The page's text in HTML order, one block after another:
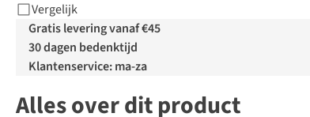
Vergelijk
Gratis levering vanaf €45
30 dagen bedenktijd
Klantenservice: ma-za
Alles over dit product